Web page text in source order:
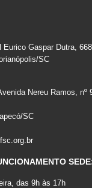
Eurico Gaspar Dutra, 668
SC
Nereu Ramos, nº
SC
das 9h às 17h